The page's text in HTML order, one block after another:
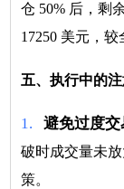
仓 50% 后，剩
17250 美元，较
五、执行中的
1. 避免过度交
破时成交量未
策。